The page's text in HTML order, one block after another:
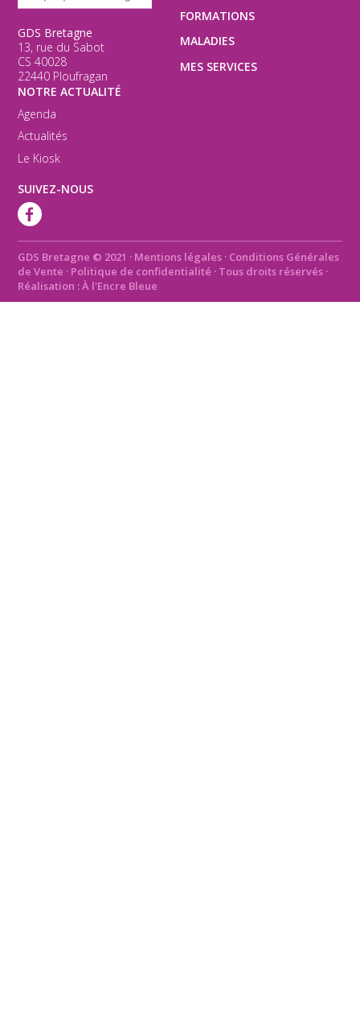
GDS Bretagne
13, rue du Sabot
CS 40028
22440 Ploufragan
FORMATIONS
MALADIES
MES SERVICES
NOTRE ACTUALITÉ
Agenda
Actualités
Le Kiosk
SUIVEZ-NOUS
GDS Bretagne © 2021 · Mentions légales · Conditions Générales
de Vente · Politique de confidentialité · Tous droits réservés ·
Réalisation :À l'Encre Bleue